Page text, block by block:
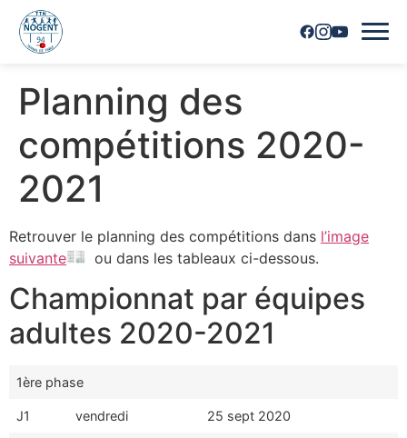
Accueil
Horaires
Nous contacter
Les équipes
Photos
Planning des
compétitions 2020-
2021
Retrouver le planning des compétitions dans l’image
suivante
ou dans les tableaux ci-dessous.
Championnat par équipes
adultes 2020-2021
1ère phase
J1 vendredi 25 sept 2020